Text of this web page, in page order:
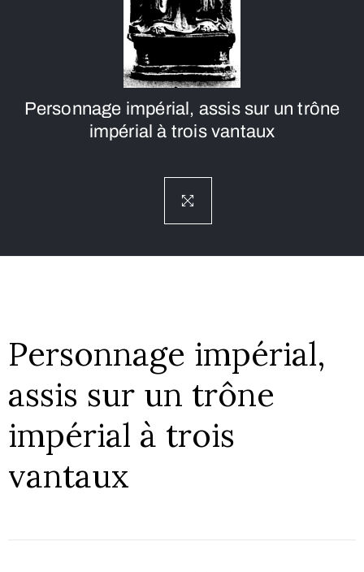
Personnage impérial, assis sur un trône
impérial à trois vantaux
Personnage impérial,
assis sur un trône
impérial à trois
vantaux